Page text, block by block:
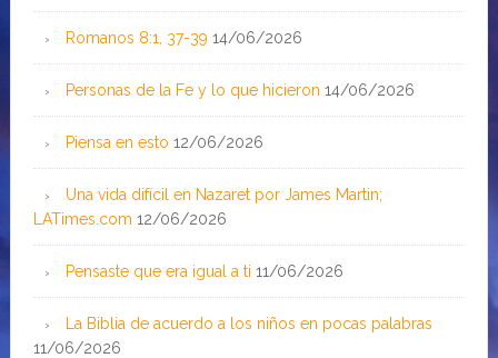
Romanos 8:1, 37-39 14/06/2026
Personas de la Fe y lo que hicieron 14/06/2026
Piensa en esto 12/06/2026
Una vida difícil en Nazaret por James Martin;
LATimes.com 12/06/2026
Pensaste que era igual a ti 11/06/2026
La Biblia de acuerdo a los niños en pocas palabras
11/06/2026